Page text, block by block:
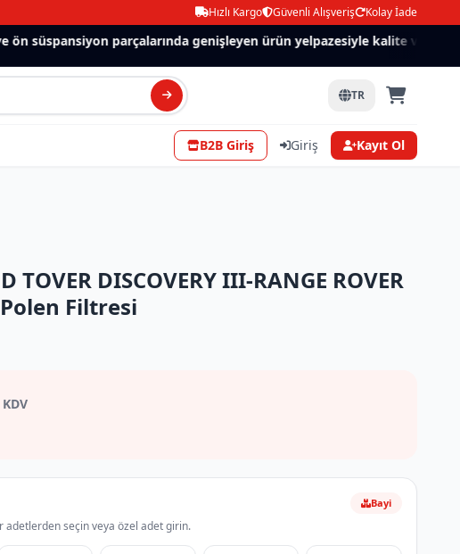
Hızlı Kargo Güvenli Alışveriş Kolay İade
süspansiyon parçalarında genişleyen ürün yelpazesiyle kalite ve güven.
TR
B2B Giriş Giriş Kayıt Ol
TOVER DISCOVERY III-RANGE ROVER
Polen Filtresi
adetlerden seçin veya özel adet girin.
Bayi